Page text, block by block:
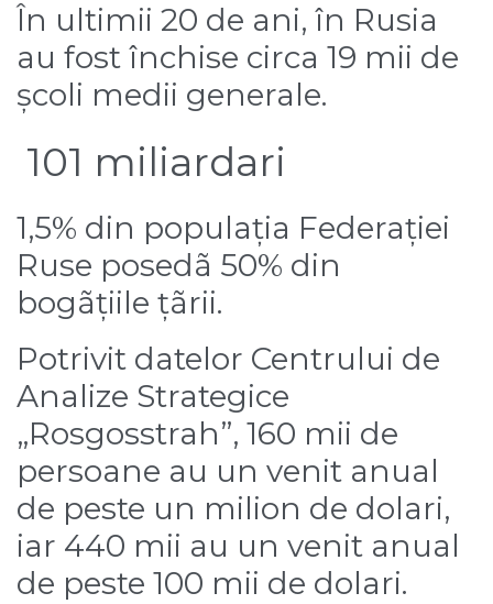
În ultimii 20 de ani, în Rusia
au fost închise circa 19 mii de
școli medii generale.
101 miliardari
1,5% din populația Federației
Ruse posedã 50% din
bogãțiile țãrii.
Potrivit datelor Centrului de
Analize Strategice
„Rosgosstrah”, 160 mii de
persoane au un venit anual
de peste un milion de dolari,
iar 440 mii au un venit anual
de peste 100 mii de dolari.